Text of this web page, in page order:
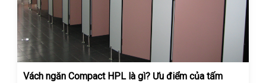
Vách ngăn Compact HPL là gì? Ưu điểm của tấm